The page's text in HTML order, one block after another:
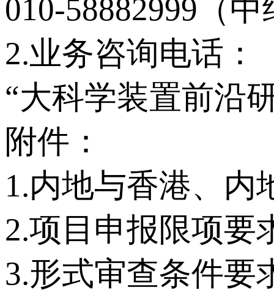
010-58882999（
2.业务咨询电话：
“大科学装置前沿
附件：
1.内地与香港、内
2.项目申报限项要
3.形式审查条件要